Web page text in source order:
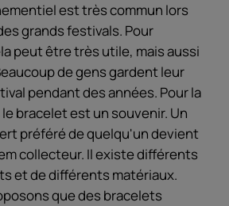
est très commun lors
grands festivals. Pour
peut être très utile, mais aussi
de gens gardent leur
pendant des années. Pour la
bracelet est un souvenir. Un
préféré de quelqu'un devient
collecteur. Il existe différents
et de différents matériaux.
que des bracelets